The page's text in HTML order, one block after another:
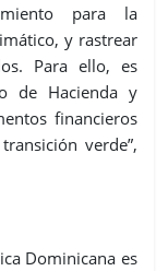
para la
y rastrear
Para ello, es
de Hacienda y
financieros
verde”,
Dominicana es